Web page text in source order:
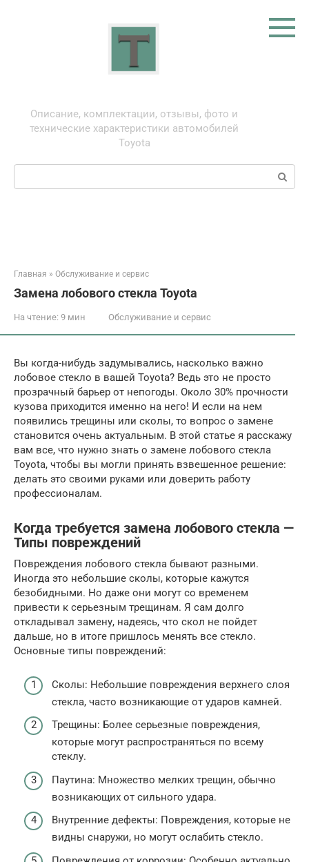
Описание, комплектации, отзывы, фото и
технические характеристики автомобилей
Toyota
Поиск:
Главная » Обслуживание и сервис
Замена лобового стекла Toyota
На чтение: 9 мин Обслуживание и сервис
Вы когда-нибудь задумывались, насколько важно
лобовое стекло в вашей Toyota? Ведь это не просто
прозрачный барьер от непогоды. Около 30% прочности
кузова приходится именно на него! И если на нем
появились трещины или сколы, то вопрос о замене
становится очень актуальным. В этой статье я расскажу
вам все, что нужно знать о замене лобового стекла
Toyota, чтобы вы могли принять взвешенное решение:
делать это своими руками или доверить работу
профессионалам.
Когда требуется замена лобового стекла —
Типы повреждений
Повреждения лобового стекла бывают разными.
Иногда это небольшие сколы, которые кажутся
безобидными. Но даже они могут со временем
привести к серьезным трещинам. Я сам долго
откладывал замену, надеясь, что скол не пойдет
дальше, но в итоге пришлось менять все стекло.
Основные типы повреждений:
Сколы: Небольшие повреждения верхнего слоя
стекла, часто возникающие от ударов камней.
Трещины: Более серьезные повреждения,
которые могут распространяться по всему
стеклу.
Паутина: Множество мелких трещин, обычно
возникающих от сильного удара.
Внутренние дефекты: Повреждения, которые не
видны снаружи, но могут ослабить стекло.